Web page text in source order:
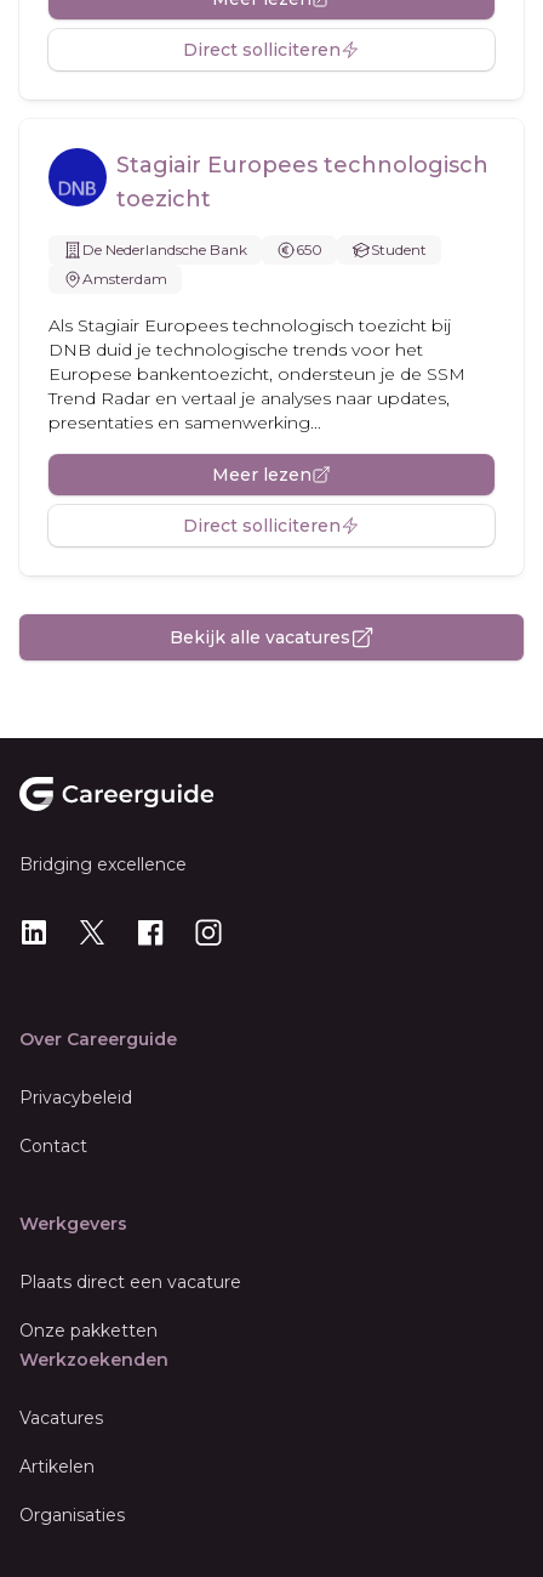
Direct solliciteren
Stagiair Europees technologisch
toezicht
De Nederlandsche Bank 650
Student
Amsterdam
Als Stagiair Europees technologisch toezicht bij
DNB duid je technologische trends voor het
Europese bankentoezicht, ondersteun je de SSM
Trend Radar en vertaal je analyses naar updates,
presentaties en samenwerking...
Meer lezen
Direct solliciteren
Bekijk alle vacatures
Bridging excellence
LinkedIn
X Instagram
Over Careerguide
Privacybeleid
Contact
Werkgevers
Plaats direct een vacature
Onze pakketten
Werkzoekenden
Vacatures
Artikelen
Organisaties